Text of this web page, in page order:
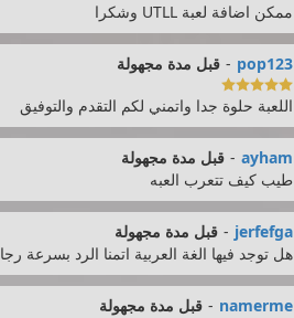
ممكن اضافة لعبة UTLL وشكرا
pop123
- قبل مدة مجهولة

اللعبة حلوة جدا واتمني لكم التقدم والتوفيق
ayham
- قبل مدة مجهولة
طيب كيف تتعرب العبه
jerfefga
- قبل مدة مجهولة
هل توجد فيها الغة العربية اتمنا الرد بسرعة رجا
namerme
- قبل مدة مجهولة